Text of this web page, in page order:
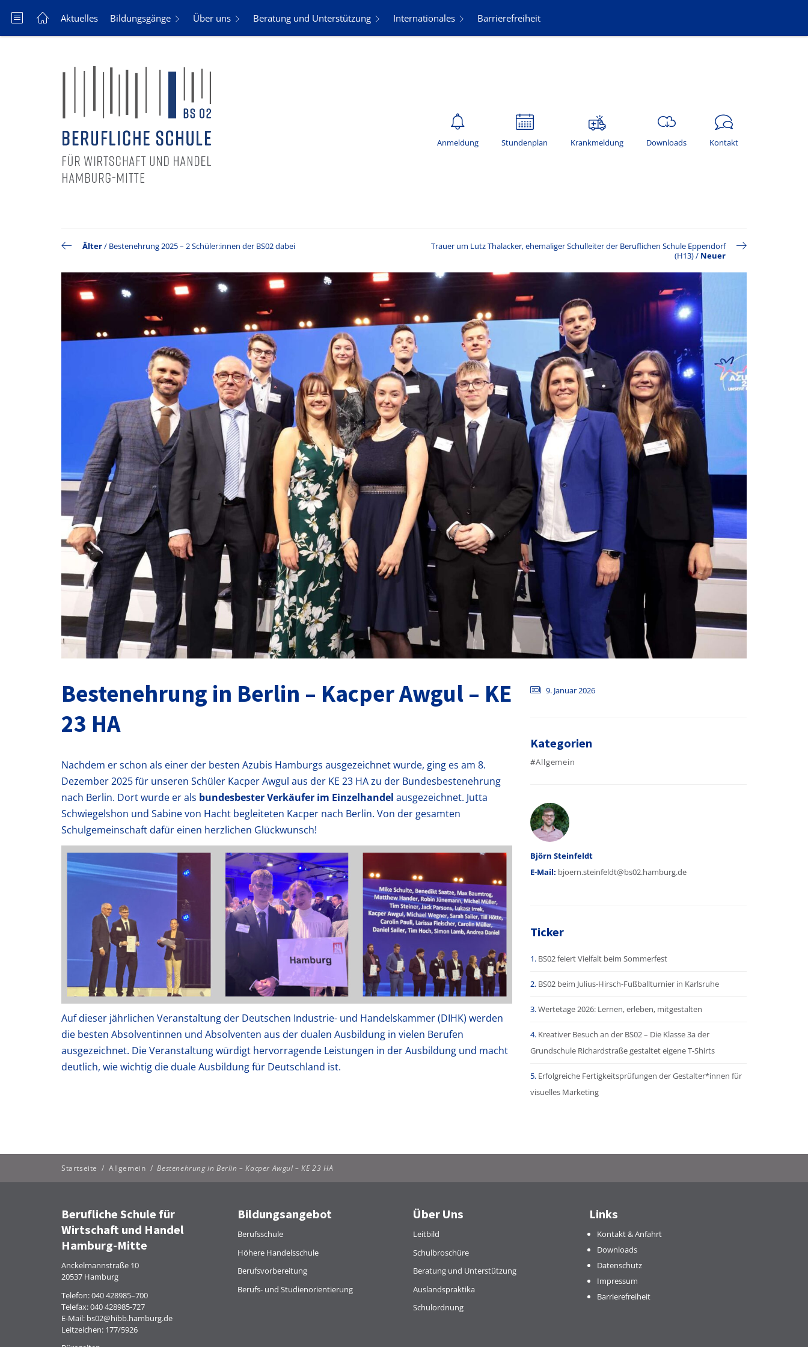
Aktuelles Bildungsgänge Über uns Beratung und Unterstützung Internationales Barrierefreiheit
Anmeldung Stundenplan Krankmeldung Downloads Kontakt
Trauer um Lutz Thalacker, ehemaliger Schulleiter der Beruflichen Schule Eppendorf
(H13)/ Neuer
Älter/ Bestenehrung 2025 – 2 Schüler:innen der BS02 dabei
Bestenehrung in Berlin – Kacper Awgul – KE
23 HA
Nachdem er schon als einer der besten Azubis Hamburgs ausgezeichnet wurde, ging es am 8.
Dezember 2025 für unseren Schüler Kacper Awgul aus der KE 23 HA zu der Bundesbestenehrung
nach Berlin. Dort wurde er als bundesbester Verkäufer im Einzelhandel ausgezeichnet. Jutta
Schwiegelshon und Sabine von Hacht begleiteten Kacper nach Berlin. Von der gesamten
Schulgemeinschaft dafür einen herzlichen Glückwunsch!
Auf dieser jährlichen Veranstaltung der Deutschen Industrie- und Handelskammer (DIHK) werden
die besten Absolventinnen und Absolventen aus der dualen Ausbildung in vielen Berufen
ausgezeichnet. Die Veranstaltung würdigt hervorragende Leistungen in der Ausbildung und macht
deutlich, wie wichtig die duale Ausbildung für Deutschland ist.
9. Januar 2026
Kategorien
#Allgemein
Autor
Björn Steinfeldt
E-Mail: bjoern.steinfeldt@bs02.hamburg.de
Ticker
BS02 feiert Vielfalt beim Sommerfest
BS02 beim Julius-Hirsch-Fußballturnier in Karlsruhe
Wertetage 2026: Lernen, erleben, mitgestalten
Kreativer Besuch an der BS02 – Die Klasse 3a der
Grundschule Richardstraße gestaltet eigene T-Shirts
Erfolgreiche Fertigkeitsprüfungen der Gestalter*innen für
visuelles Marketing
Startseite / Allgemein /Bestenehrung in Berlin – Kacper Awgul – KE 23 HA
Berufliche Schule für
Wirtschaft und Handel
Hamburg-Mitte
Anckelmannstraße 10
20537 Hamburg
Telefon:040 428985–700
Telefax: 040 428985-727
E-Mail: bs02@hibb.hamburg.de
Leitzeichen: 177/5926
Bildungsangebot
Berufsschule
Höhere Handelsschule
Berufsvorbereitung
Berufs- und Studienorientierung
Über Uns
Leitbild
Schulbroschüre
Beratung und Unterstützung
Auslandspraktika
Schulordnung
Links
Kontakt & Anfahrt
Downloads
Datenschutz
Impressum
Barrierefreiheit